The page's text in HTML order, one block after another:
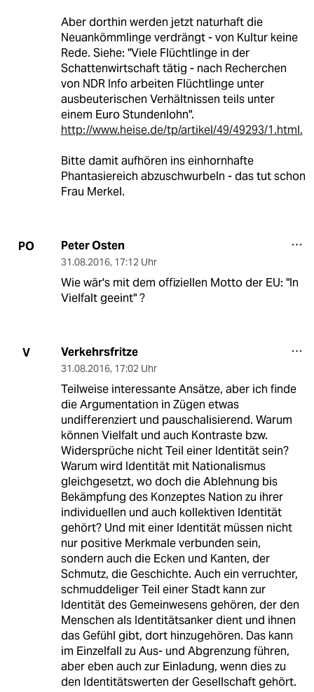
Aber dorthin werden jetzt naturhaft die
Neuankömmlinge verdrängt - von Kultur keine
Rede. Siehe: "Viele Flüchtlinge in der
Schattenwirtschaft tätig - nach Recherchen
von NDR Info arbeiten Flüchtlinge unter
ausbeuterischen Verhältnissen teils unter
einem Euro Stundenlohn".
http://www.heise.de/tp/artikel/49/49293/1.html.
Bitte damit aufhören ins einhornhafte
Phantasiereich abzuschwurbeln - das tut schon
Frau Merkel.
PO Peter Osten
31.08.2016, 17:12 Uhr
Wie wär's mit dem offiziellen Motto der EU: "In
Vielfalt geeint" ?
V Verkehrsfritze
31.08.2016, 17:02 Uhr
Teilweise interessante Ansätze, aber ich finde
die Argumentation in Zügen etwas
undifferenziert und pauschalisierend. Warum
können Vielfalt und auch Kontraste bzw.
Widersprüche nicht Teil einer Identität sein?
Warum wird Identität mit Nationalismus
gleichgesetzt, wo doch die Ablehnung bis
Bekämpfung des Konzeptes Nation zu ihrer
individuellen und auch kollektiven Identität
gehört? Und mit einer Identität müssen nicht
nur positive Merkmale verbunden sein,
sondern auch die Ecken und Kanten, der
Schmutz, die Geschichte. Auch ein verruchter,
schmuddeliger Teil einer Stadt kann zur
Identität des Gemeinwesens gehören, der den
Menschen als Identitätsanker dient und ihnen
das Gefühl gibt, dort hinzugehören. Das kann
im Einzelfall zu Aus- und Abgrenzung führen,
aber eben auch zur Einladung, wenn dies zu
den Identitätswerten der Gesellschaft gehört.